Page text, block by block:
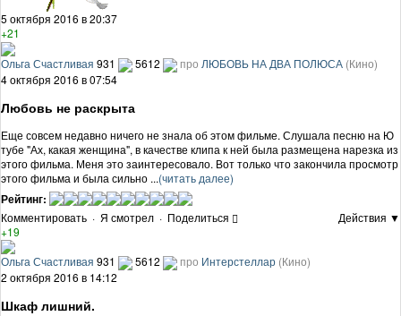
5 октября 2016 в 20:37
+21
Ольга Счастливая 931 5612 про ЛЮБОВЬ НА ДВА ПОЛЮСА (Кино)
4 октября 2016 в 07:54
Любовь не раскрыта
Еще совсем недавно ничего не знала об этом фильме. Слушала песню на Ю
тубе "Ах, какая женщина", в качестве клипа к ней была размещена нарезка из
этого фильма. Меня это заинтересовало. Вот только что закончила просмотр
этого фильма и была сильно ...(читать далее)
Рейтинг:
Комментировать · Я смотрел · Поделиться
Действия ▼
+19
Ольга Счастливая 931 5612 про Интерстеллар (Кино)
2 октября 2016 в 14:12
Шкаф лишний.